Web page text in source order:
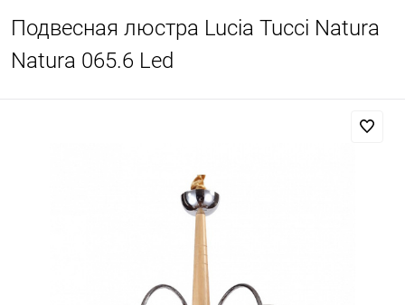
Подвесная люстра Lucia Tucci Natura
Natura 065.6 Led